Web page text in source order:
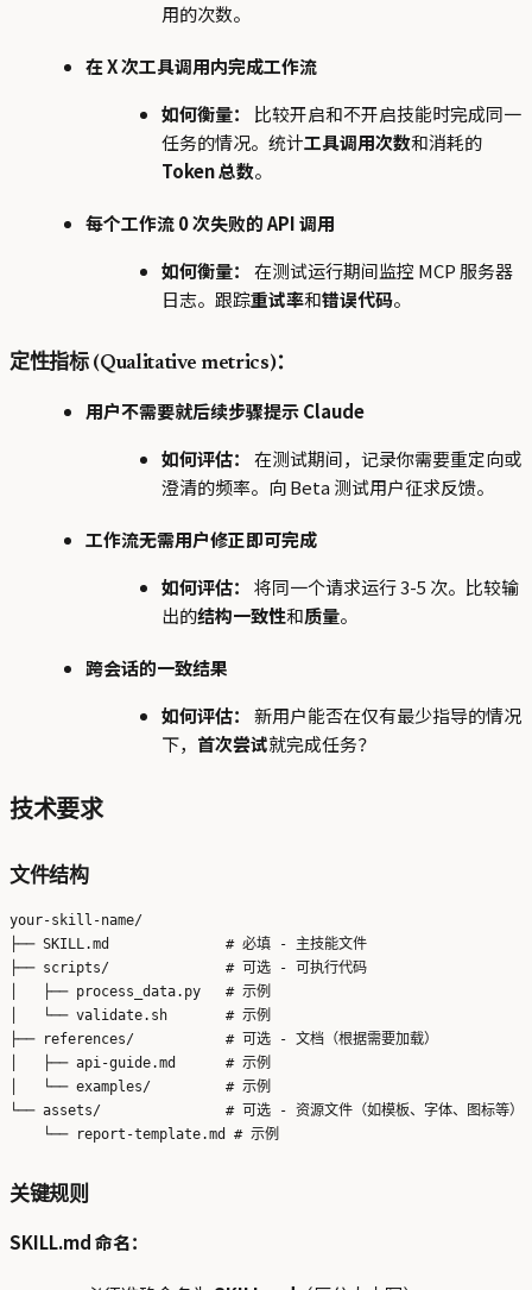
用的次数。
在 X 次工具调用内完成工作流
如何衡量：
比较开启和不开启技能时完成同一
任务的情况。统计工具调用次数和消耗的
Token 总数。
每个工作流 0 次失败的 API 调用
如何衡量：
在测试运行期间监控 MCP 服务器
日志。跟踪重试率和错误代码。
定性指标 (Qualitative metrics)：
用户不需要就后续步骤提示 Claude
如何评估：
在测试期间，记录你需要重定向或
澄清的频率。向 Beta 测试用户征求反馈。
工作流无需用户修正即可完成
如何评估：
将同一个请求运行 3-5 次。比较输
出的结构一致性和质量。
跨会话的一致结果
如何评估：
新用户能否在仅有最少指导的情况
下， 首次尝试就完成任务？
技术要求
文件结构
your-skill-name/
├── SKILL.md              # 必填 - 主技能文件
├── scripts/              # 可选 - 可执行代码
│   ├── process_data.py   # 示例
│   └── validate.sh       # 示例
├── references/           # 可选 - 文档（根据需要加载）
│   ├── api-guide.md      # 示例
│   └── examples/         # 示例
└── assets/               # 可选 - 资源文件（如模板、字体、图标等）
关键规则
SKILL.md 命名：